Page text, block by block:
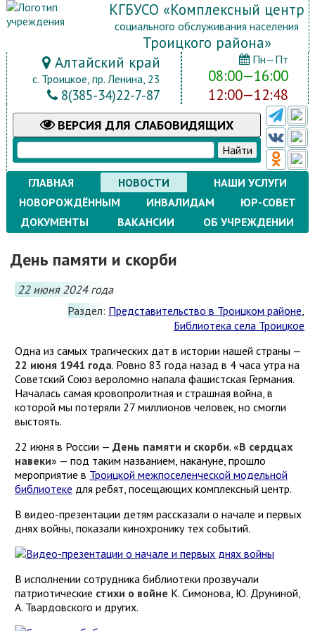
КГБУСО «Комплексный центр
социального обслуживания населения
Троицкого района»
Алтайский край
с. Троицкое, пр. Ленина, 23
8(385-34)22-7-87
Пн—Пт
08:00—16:00
12:00—12:48
ВЕРСИЯ ДЛЯ СЛАБОВИДЯЩИХ
ГЛАВНАЯ НОВОСТИ
НАШИ УСЛУГИ
НОВОРОЖДЁННЫМ
ИНВАЛИДАМ
ЮР-СОВЕТ
ДОКУМЕНТЫ
ВАКАНСИИ ОБ УЧРЕЖДЕНИИ
День памяти и скорби
22 июня 2024 года
Раздел: Представительство в Троицком районе,
Библиотека села Троицкое
Одна из самых трагических дат в истории нашей страны —
22 июня 1941 года. Ровно 83 года назад в 4 часа утра на
Советский Союз вероломно напала фашистская Германия.
Началась самая кровопролитная и страшная война, в
которой мы потеряли 27 миллионов человек, но смогли
выстоять.
22 июня в России — День памяти и скорби. «В сердцах
навеки» — под таким названием, накануне, прошло
мероприятие в Троицкой межпоселенческой модельной
библиотеке для ребят, посещающих комплексный центр.
В видео-презентации детям рассказали о начале и первых
днях войны, показали кинохронику тех событий.
В исполнении сотрудника библиотеки прозвучали
патриотические стихи о войне К. Симонова, Ю. Друниной,
А. Твардовского и других.